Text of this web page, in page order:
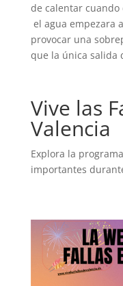
de calentar
el agua empezara
provocar una
que la única salida
Vive las
Valencia
Explora la
importantes